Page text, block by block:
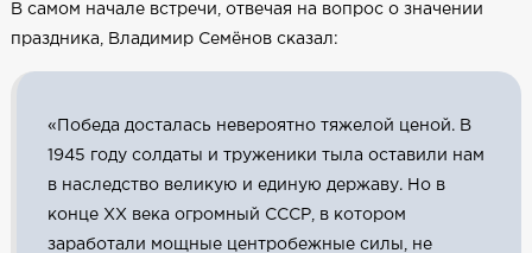
В самом начале встречи, отвечая на вопрос о значении
праздника, Владимир Семёнов сказал:
«Победа досталась невероятно тяжелой ценой. В
1945 году солдаты и труженики тыла оставили нам
в наследство великую и единую державу. Но в
конце ХХ века огромный СССР, в котором
заработали мощные центробежные силы, не